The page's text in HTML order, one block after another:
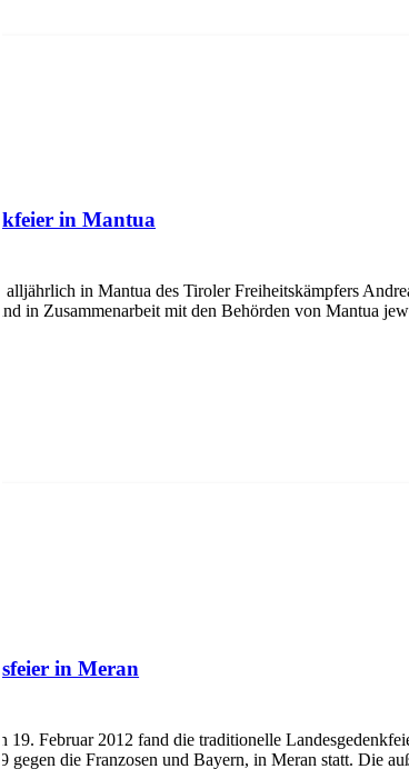
in Mantua
in Mantua des Tiroler Freiheitskämpfers
in Zusammenarbeit mit den Behörden von Mantua
in Meran
Februar 2012 fand die traditionelle
gegen die Franzosen und Bayern, in Meran statt. Die